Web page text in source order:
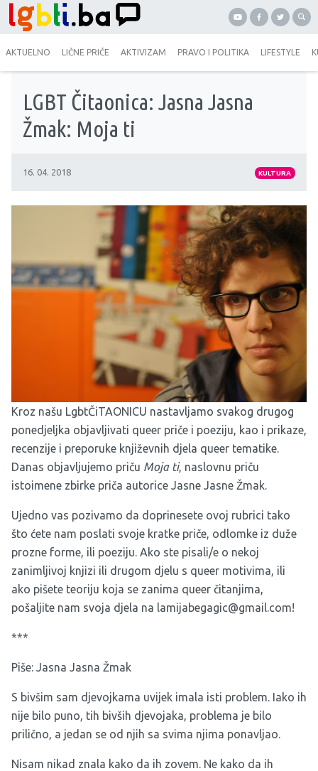
AKTUELNO LIČNE PRIČE AKTIVIZAM PRAVO I POLITIKA LIFESTYLE
LGBT Čitaonica: Jasna Jasna
Žmak: Moja ti
16. 04. 2018 KULTURA
Kroz našu LgbtČiTAONICU nastavljamo svakog drugog
ponedjeljka objavljivati queer priče i poeziju, kao i prikaze,
recenzije i preporuke književnih djela queer tematike.
Danas objavljujemo priču Moja ti, naslovnu priču
istoimene zbirke priča autorice Jasne Jasne Žmak.
Ujedno vas pozivamo da doprinesete ovoj rubrici tako
što ćete nam poslati svoje kratke priče, odlomke iz duže
prozne forme, ili poeziju. Ako ste pisali/e o nekoj
zanimljivoj knjizi ili drugom djelu s queer motivima, ili
ako pišete teoriju koja se zanima queer čitanjima,
pošaljite nam svoja djela na lamijabegagic@gmail.com!
***
Piše: Jasna Jasna Žmak
S bivšim sam djevojkama uvijek imala isti problem. Iako ih
nije bilo puno, tih bivših djevojaka, problema je bilo
prilično, a jedan se od njih sa svima njima ponavljao.
Nisam nikad znala kako da ih zovem. Ne kako da ih